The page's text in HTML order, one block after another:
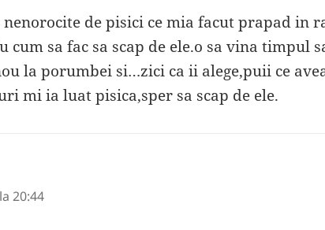
nenorocite de pisici ce mia facut prapad in
sa fac sa scap de ele.o sa vina timpul
la porumbei si…zici ca ii alege,puii ce
mi ia luat pisica,sper sa scap de ele.
20:44